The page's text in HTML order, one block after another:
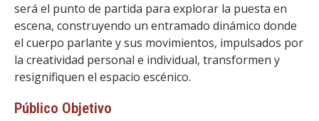
será el punto de partida para explorar la puesta en
escena, construyendo un entramado dinámico donde
el cuerpo parlante y sus movimientos, impulsados por
la creatividad personal e individual, transformen y
resignifiquen el espacio escénico.
Público Objetivo